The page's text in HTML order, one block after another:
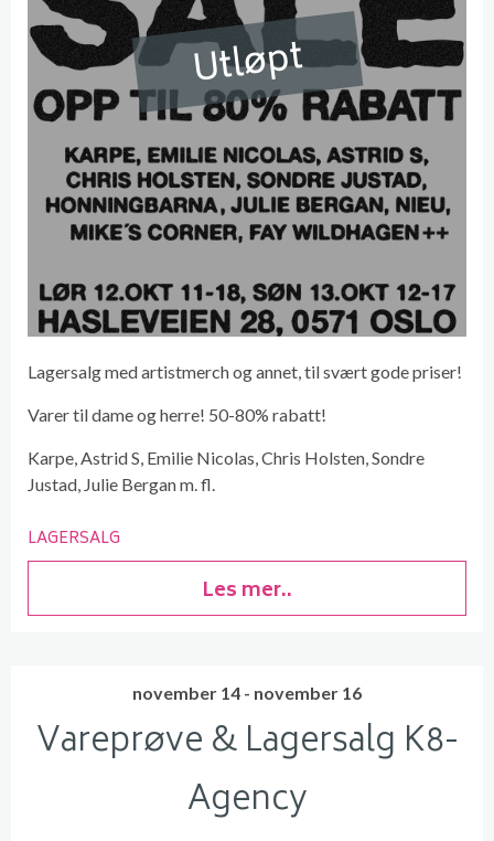
Utløpt
Lagersalg med artistmerch og annet, til svært gode priser!
Varer til dame og herre! 50-80% rabatt!
Karpe, Astrid S, Emilie Nicolas, Chris Holsten, Sondre
Justad, Julie Bergan m. fl.
LAGERSALG
Les mer..
november 14 - november 16
Vareprøve & Lagersalg K8-
Agency